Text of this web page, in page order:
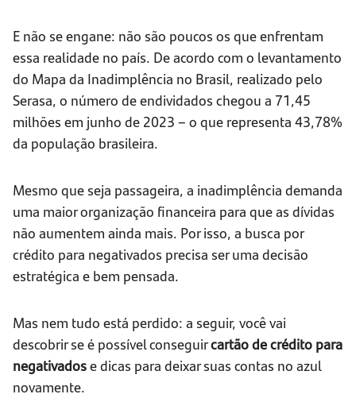
E não se engane: não são poucos os que enfrentam
essa realidade no país. De acordo com o levantamento
do Mapa da Inadimplência no Brasil, realizado pelo
Serasa, o número de endividados chegou a 71,45
milhões em junho de 2023 – o que representa 43,78%
da população brasileira.
Mesmo que seja passageira, a inadimplência demanda
uma maior organização financeira para que as dívidas
não aumentem ainda mais. Por isso, a busca por
crédito para negativados precisa ser uma decisão
estratégica e bem pensada.
Mas nem tudo está perdido: a seguir, você vai
descobrir se é possível conseguircartão de crédito para
negativadose dicas para deixar suas contas no azul
novamente.